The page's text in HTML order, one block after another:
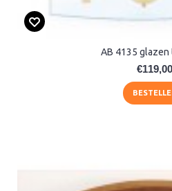
AB 4135
€119,00